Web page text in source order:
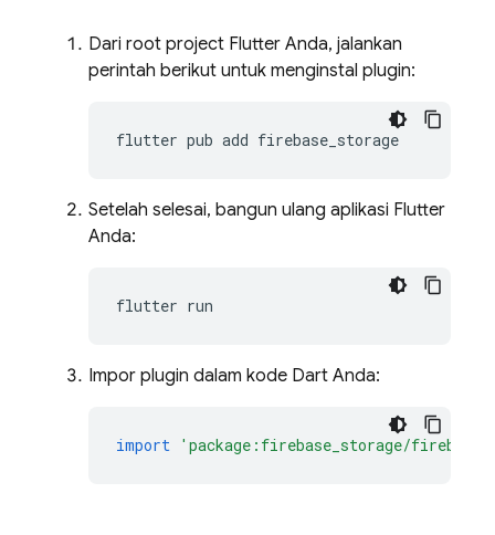
Dari root project Flutter Anda, jalankan
perintah berikut untuk menginstal plugin:
flutter pub add
Setelah selesai, bangun ulang aplikasi Flutter
Anda:
flutter
Impor plugin dalam kode Dart Anda:
import 'package:firebase_storage/